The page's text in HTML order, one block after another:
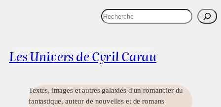
R
e
e
h
e
Les Univers de Cyril Carau
Textes, images et autres galaxies d'un romancier du
fantastique, auteur de nouvelles et de romans